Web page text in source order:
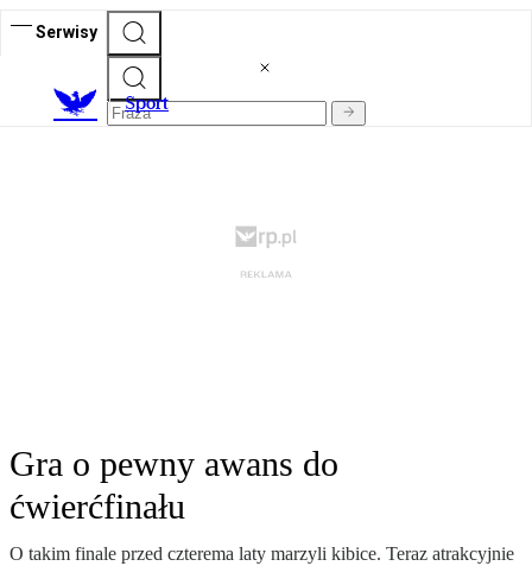
Serwisy
Sport
Gra o pewny awans do
ćwierćfinału
O takim finale przed czterema laty marzyli kibice. Teraz atrakcyjnie